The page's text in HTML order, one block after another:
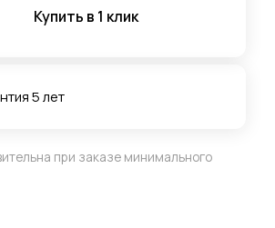
Купить в 1 клик
5 лет
при заказе минимального